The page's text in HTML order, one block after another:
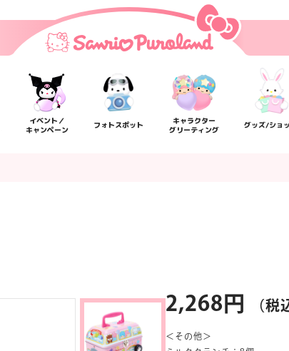
イベント／
キャンペーン
フォトスポット
キャラクター
グリーティング
グッズ/ショ
よくあるご質問
2,268円 （税
＜その他＞